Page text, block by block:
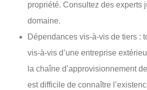
propriété. Consultez des experts
domaine.
Dépendances vis-à-vis de tiers :
vis-à-vis d’une entreprise
la chaîne d’approvisionnement
est difficile de connaître